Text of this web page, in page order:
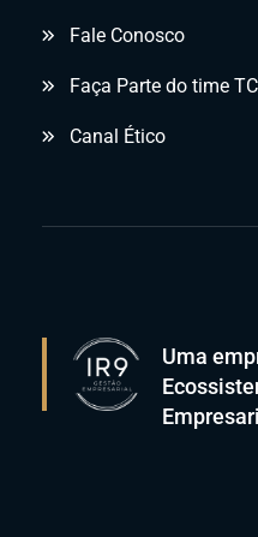
Fale Conosco
Faça Parte do time
Canal Ético
Uma